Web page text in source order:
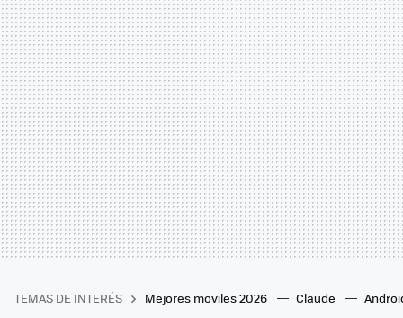
TEMAS DE INTERÉS Mejores moviles 2026 Claude